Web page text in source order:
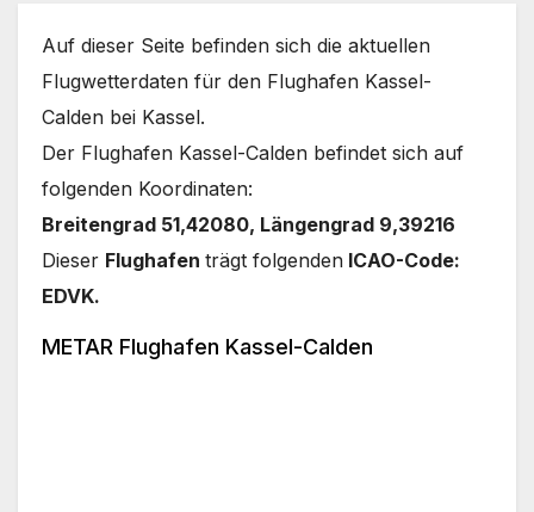
Auf dieser Seite befinden sich die aktuellen
Flugwetterdaten für den Flughafen Kassel-
Calden bei Kassel.
Der Flughafen Kassel-Calden befindet sich auf
folgenden Koordinaten:
Breitengrad 51,42080, Längengrad 9,39216
Dieser Flughafen trägt folgenden ICAO-Code:
EDVK.
METAR Flughafen Kassel-Calden